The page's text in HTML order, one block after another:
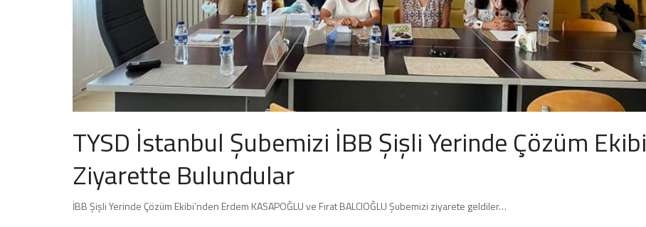
TYSD İstanbul Şubemizi İBB Şişli Yerinde Çözüm Ekibi
Ziyarette Bulundular
İBB Şişli Yerinde Çözüm Ekibi’nden Erdem KASAPOĞLU ve Fırat BALCIOĞLU Şubemizi ziyarete geldiler…